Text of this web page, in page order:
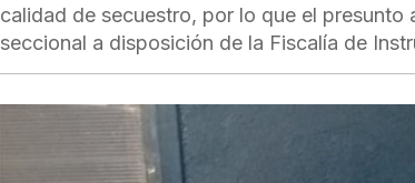
calidad de secuestro, por lo que el
seccional a disposición de la Fiscalía de